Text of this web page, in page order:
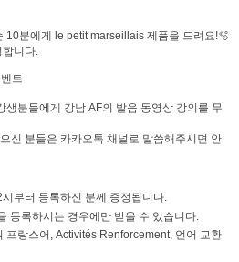
10분에게 le petit marseillais 제품을 드려요!🫧
합니다.
트
생분들에게 강남 AF의 발음 동영상 강의를 무
신 분들은 카카오톡 채널로 말씀해주시면 안
부터 등록하신 분께 증정됩니다.
등록하시는 경우에만 받을 수 있습니다.
프랑스어, Activités Renforcement, 언어 교환